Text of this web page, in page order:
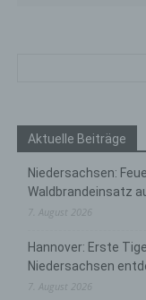
Aktuelle Beiträge
Niedersachsen:
Waldbrandeinsatz
7. August 2026
Hannover: Erste
Niedersachsen
7. August 2026